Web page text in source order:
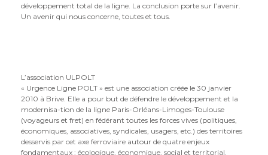
développement total de la ligne. La conclusion porte sur l’avenir.
Un avenir qui nous concerne, toutes et tous.
L’association ULPOLT
« Urgence Ligne POLT » est une association créée le 30 janvier
2010 à Brive. Elle a pour but de défendre le développement et la
modernisa-tion de la ligne Paris-Orléans-Limoges-Toulouse
(voyageurs et fret) en fédérant toutes les forces vives (politiques,
économiques, associatives, syndicales, usagers, etc.) des territoires
desservis par cet axe ferroviaire autour de quatre enjeux
fondamentaux : écologique, économique, social et territorial.